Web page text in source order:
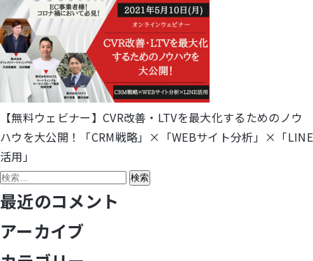
投
稿
ナ
ビ
ゲ
【無料ウェビナー】CVR改善・LTVを最大化するためのノウ
ハウを大公開！「CRM戦略」×「WEBサイト分析」×「LINE
活用」
検
索:
最近のコメント
アーカイブ